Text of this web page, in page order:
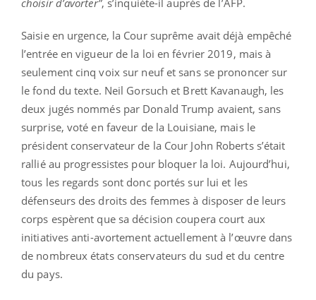
Saisie en urgence, la Cour suprême avait déjà empêché
l’entrée en vigueur de la loi en février 2019, mais à
seulement cinq voix sur neuf et sans se prononcer sur
le fond du texte. Neil Gorsuch et Brett Kavanaugh, les
deux jugés nommés par Donald Trump avaient, sans
surprise, voté en faveur de la Louisiane, mais le
président conservateur de la Cour John Roberts s’était
rallié au progressistes pour bloquer la loi. Aujourd’hui,
tous les regards sont donc portés sur lui et les
défenseurs des droits des femmes à disposer de leurs
corps espèrent que sa décision coupera court aux
initiatives anti-avortement actuellement à l’œuvre dans
de nombreux états conservateurs du sud et du centre
du pays.